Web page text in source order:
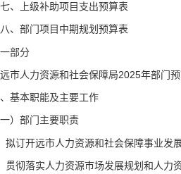
、上级补助项目支出预算表
、部门项目中期规划预算表
部分
市人力资源和社会保障局2025年部门
基本职能及主要工作
一）部门主要职责
拟订开远市人力资源和社会保障事业发
贯彻落实人力资源市场发展规划和人力